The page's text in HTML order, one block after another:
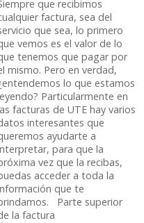
que recibimos
factura, sea del
que sea, lo primero
vemos es el valor de lo
tenemos que pagar por
mismo. Pero en verdad,
lo que estamos
Particularmente en
facturas de UTE hay varios
interesantes que
ayudarte a
para que la
vez que la recibas,
acceder a toda la
que te
Parte superior
la factura